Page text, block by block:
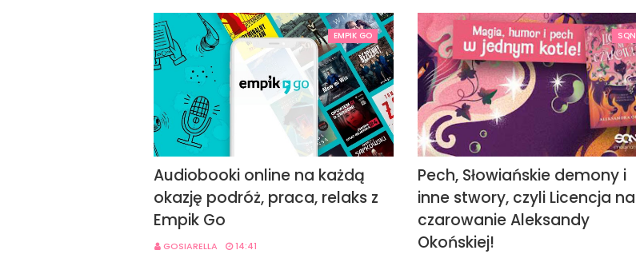
EMPIK GO
Audiobooki online na każdą
okazję podróż, praca, relaks z
Empik Go
GOSIARELLA 14:41
SQN
Pech, Słowiańskie demony i
inne stwory, czyli Licencja na
czarowanie Aleksandy
Okońskiej!